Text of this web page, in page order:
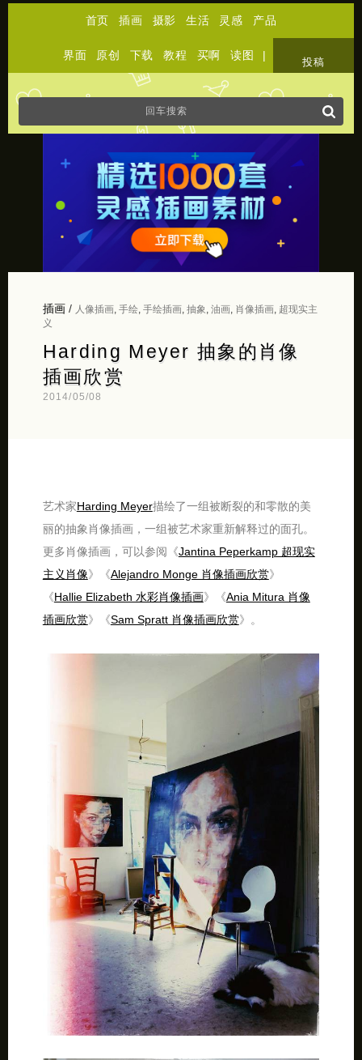
首页 插画 摄影 生活 灵感 产品
界面 原创 下载 教程 买啊 读图 |
投稿
插画/ 人像插画, 手绘, 手绘插画, 抽象 油画, 肖像插画, 超现实主
义
Harding Meyer 抽象的肖像
插画欣赏
2014/05/08
艺术家Harding Meyer描绘了一组被断裂的和零散的美
丽的抽象肖像插画，一组被艺术家重新解释过的面孔。
更多肖像插画，可以参阅《Jantina Peperkamp 超现实
主义肖像》《Alejandro Monge 肖像插画欣赏》
《Hallie Elizabeth 水彩肖像插画》《Ania Mitura 肖像
插画欣赏》《Sam Spratt 肖像插画欣赏》。